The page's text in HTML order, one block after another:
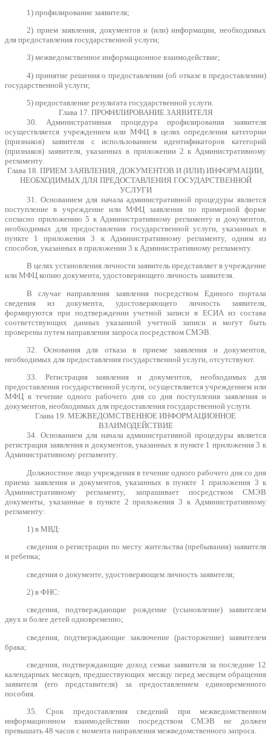
1) профилирование заявителя;
2) прием заявления, документов и (или) информации, необходимых
для предоставления государственной услуги;
3) межведомственное информационное взаимодействие;
4) принятие решения о предоставлении (об отказе в предоставлении)
государственной услуги;
5) предоставление результата государственной услуги.
Глава 17. ПРОФИЛИРОВАНИЕ ЗАЯВИТЕЛЯ
30. Административная процедура профилирования заявителя
осуществляется учреждением или МФЦ в целях определения категории
(признаков) заявителя с использованием идентификаторов категорий
(признаков) заявителя, указанных в приложении 2 к Административному
регламенту.
Глава 18. ПРИЕМ ЗАЯВЛЕНИЯ, ДОКУМЕНТОВ И (ИЛИ) ИНФОРМАЦИИ,
НЕОБХОДИМЫХ ДЛЯ ПРЕДОСТАВЛЕНИЯ ГОСУДАРСТВЕННОЙ
УСЛУГИ
31. Основанием для начала административной процедуры является
поступление в учреждение или МФЦ заявления по примерной форме
согласно приложению 5 к Административному регламенту и документов,
необходимых для предоставления государственной услуги, указанных в
пункте 1 приложения 3 к Административному регламенту, одним из
способов, указанных в приложении 3 к Административному регламенту.
В целях установления личности заявитель представляет в учреждение
или МФЦ копию документа, удостоверяющего личность заявителя.
В случае направления заявления посредством Единого портала
сведения из документа, удостоверяющего личность заявителя,
формируются при подтверждении учетной записи в ЕСИА из состава
соответствующих данных указанной учетной записи и могут быть
проверены путем направления запроса посредством СМЭВ.
32. Основания для отказа в приеме заявления и документов,
необходимых для предоставления государственной услуги, отсутствуют.
33. Регистрация заявления и документов, необходимых для
предоставления государственной услуги, осуществляется учреждением или
МФЦ в течение одного рабочего дня со дня поступления заявления и
документов, необходимых для предоставления государственной услуги.
Глава 19. МЕЖВЕДОМСТВЕННОЕ ИНФОРМАЦИОННОЕ
ВЗАИМОДЕЙСТВИЕ
34. Основанием для начала административной процедуры является
регистрация заявления и документов, указанных в пункте 1 приложения 3 к
Административному регламенту.
Должностное лицо учреждения в течение одного рабочего дня со дня
приема заявления и документов, указанных в пункте 1 приложения 3 к
Административному регламенту, запрашивает посредством СМЭВ
документы, указанные в пункте 2 приложения 3 к Административному
регламенту:
1) в МВД:
сведения о регистрации по месту жительства (пребывания) заявителя
и ребенка;
сведения о документе, удостоверяющем личность заявителя;
2) в ФНС:
сведения, подтверждающие рождение (усыновление) заявителем
двух и более детей одновременно;
сведения, подтверждающие заключение (расторжение) заявителем
брака;
сведения, подтверждающие доход семьи заявителя за последние 12
календарных месяцев, предшествующих месяцу перед месяцем обращения
заявителя (его представителя) за предоставлением единовременного
пособия.
35. Срок предоставления сведений при межведомственном
информационном взаимодействии посредством СМЭВ не должен
превышать 48 часов с момента направления межведомственного запроса.